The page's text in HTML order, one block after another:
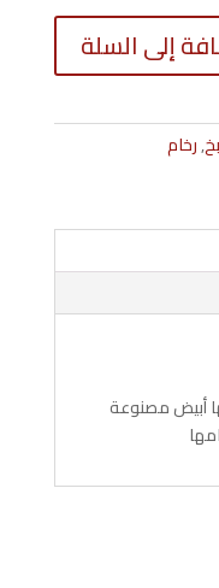
كمية
ألباستر
إلى السلة
,رخام
أبيض مصنوعة